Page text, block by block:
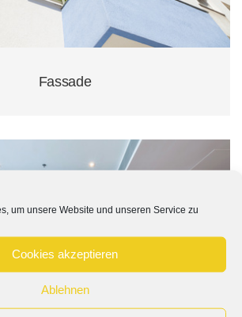
um unsere Website und unseren Service zu
Cookies akzeptieren
Ablehnen
Fassade